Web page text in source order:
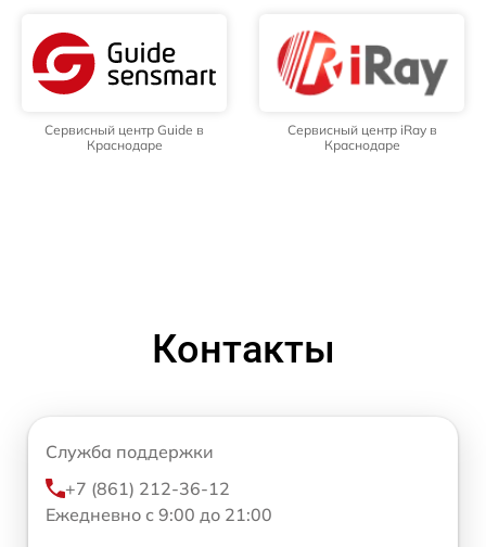
Сервисный центр Guide в
Краснодаре
Сервисный центр iRay в
Краснодаре
Контакты
Служба поддержки
+7 (861) 212-36-12
Ежедневно с 9:00 до 21:00